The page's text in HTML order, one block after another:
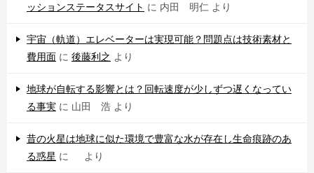
ッションステータスサイト に 内田 明仁 より
宇宙（軌道）エレベーターは実現可能？問題点は技術素材と
費用面 に 後藤利之 より
地球が自転する影響とは？回転速度が少しずつ遅くなってい
る事実 に 山田 浩 より
昔の火星は地球に似た環境で豊富な水が存在し生命痕跡のあ
る惑星 に より